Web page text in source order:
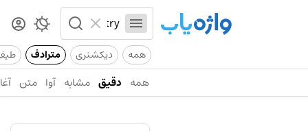
همه دیکشنری مترادف
همه دقیق مشابه آوا متن